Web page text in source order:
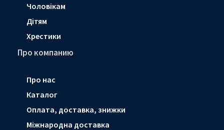
Чоловікам
Дітям
Хрестики
Про компанию
Про нас
Каталог
Оплата, доставка, знижки
Мiжнародна доставка